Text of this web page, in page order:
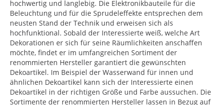
hochwertig und langlebig. Die Elektronikbauteile für die
Beleuchtung und für die Sprudeleffekte entsprechen dem
neusten Stand der Technik und erweisen sich als
hochfunktional. Sobald der Interessierte weiß, welche Art
Dekorationen er sich für seine Räumlichkeiten anschaffen
möchte, findet er im umfangreichen Sortiment der
renommierten Hersteller garantiert die gewünschten
Dekoartikel. Im Beispiel der Wasserwand für innen und
ähnlichen Dekoartikel kann sich der Interessierte einen
Dekoartikel in der richtigen Größe und Farbe aussuchen. Die
Sortimente der renommierten Hersteller lassen in Bezug auf